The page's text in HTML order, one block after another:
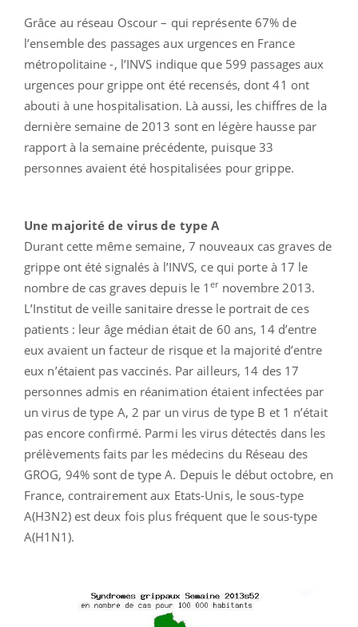
Grâce au réseau Oscour – qui représente 67% de
l’ensemble des passages aux urgences en France
métropolitaine -, l’INVS indique que 599 passages aux
urgences pour grippe ont été recensés, dont 41 ont
abouti à une hospitalisation. Là aussi, les chiffres de la
dernière semaine de 2013 sont en légère hausse par
rapport à la semaine précédente, puisque 33
personnes avaient été hospitalisées pour grippe.
Une majorité de virus de type A
Durant cette même semaine, 7 nouveaux cas graves de
grippe ont été signalés à l’INVS, ce qui porte à 17 le
nombre de cas graves depuis le 1ernovembre 2013.
L’Institut de veille sanitaire dresse le portrait de ces
patients : leur âge médian était de 60 ans, 14 d’entre
eux avaient un facteur de risque et la majorité d’entre
eux n’étaient pas vaccinés. Par ailleurs, 14 des 17
personnes admis en réanimation étaient infectées par
un virus de type A, 2 par un virus de type B et 1 n’était
pas encore confirmé. Parmi les virus détectés dans les
prélèvements faits par les médecins du Réseau des
GROG, 94% sont de type A. Depuis le début octobre, en
France, contrairement aux Etats-Unis, le sous-type
A(H3N2) est deux fois plus fréquent que le sous-type
A(H1N1).